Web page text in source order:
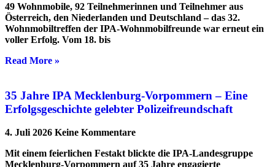
49 Wohnmobile, 92 Teilnehmerinnen und Teilnehmer aus
Österreich, den Niederlanden und Deutschland – das 32.
Wohnmobiltreffen der IPA-Wohnmobilfreunde war erneut ein
voller Erfolg. Vom 18. bis
Read More »
35 Jahre IPA Mecklenburg-Vorpommern – Eine
Erfolgsgeschichte gelebter Polizeifreundschaft
4. Juli 2026 Keine Kommentare
Mit einem feierlichen Festakt blickte die IPA-Landesgruppe
Mecklenburg-Vorpommern auf 35 Jahre engagierte